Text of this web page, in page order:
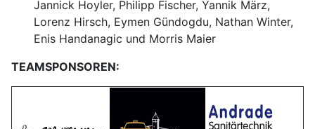
Jannick Hoyler, Philipp Fischer, Yannik März,
Lorenz Hirsch, Eymen Gündogdu, Nathan Winter,
Enis Handanagic und Morris Maier
TEAMSPONSOREN: